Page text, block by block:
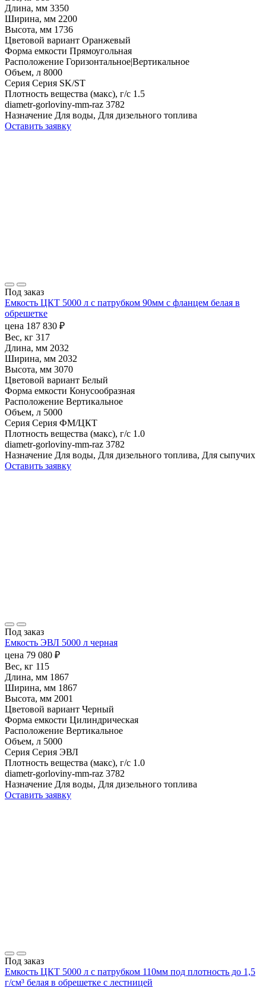
Длина, мм 3350
Ширина, мм 2200
Высота, мм 1736
Цветовой вариант Оранжевый
Форма емкости Прямоугольная
Расположение Горизонтальное|Вертикальное
Объем, л 8000
Серия Серия SK/ST
Плотность вещества (макс), г/с 1.5
diametr-gorloviny-mm-raz 3782
Назначение Для воды, Для дизельного топлива
Оставить заявку
Под заказ
Емкость ЦКТ 5000 л с патрубком 90мм с фланцем белая в
обрешетке
цена 187 830 ₽
Вес, кг 317
Длина, мм 2032
Ширина, мм 2032
Высота, мм 3070
Цветовой вариант Белый
Форма емкости Конусообразная
Расположение Вертикальное
Объем, л 5000
Серия Серия ФМ/ЦКТ
Плотность вещества (макс), г/с 1.0
diametr-gorloviny-mm-raz 3782
Назначение Для воды, Для дизельного топлива, Для сыпучих
Оставить заявку
Под заказ
Емкость ЭВЛ 5000 л черная
цена 79 080 ₽
Вес, кг 115
Длина, мм 1867
Ширина, мм 1867
Высота, мм 2001
Цветовой вариант Черный
Форма емкости Цилиндрическая
Расположение Вертикальное
Объем, л 5000
Серия Серия ЭВЛ
Плотность вещества (макс), г/с 1.0
diametr-gorloviny-mm-raz 3782
Назначение Для воды, Для дизельного топлива
Оставить заявку
Под заказ
Емкость ЦКТ 5000 л с патрубком 110мм под плотность до 1,5
г/см³ белая в обрешетке с лестницей